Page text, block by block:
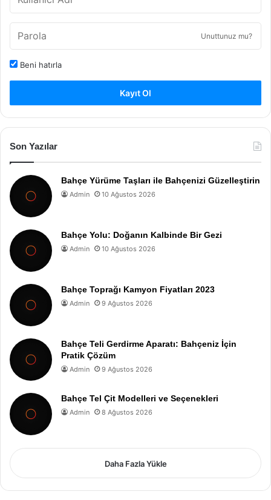
Unuttunuz mu?
Beni hatırla
Kayıt Ol
Son Yazılar
Bahçe Yürüme Taşları ile Bahçenizi Güzelleştirin
Admin 10 Ağustos 2026
Bahçe Yolu: Doğanın Kalbinde Bir Gezi
Admin 10 Ağustos 2026
Bahçe Toprağı Kamyon Fiyatları 2023
Admin 9 Ağustos 2026
Bahçe Teli Gerdirme Aparatı: Bahçeniz İçin
Pratik Çözüm
Admin 9 Ağustos 2026
Bahçe Tel Çit Modelleri ve Seçenekleri
Admin 8 Ağustos 2026
Daha Fazla Yükle